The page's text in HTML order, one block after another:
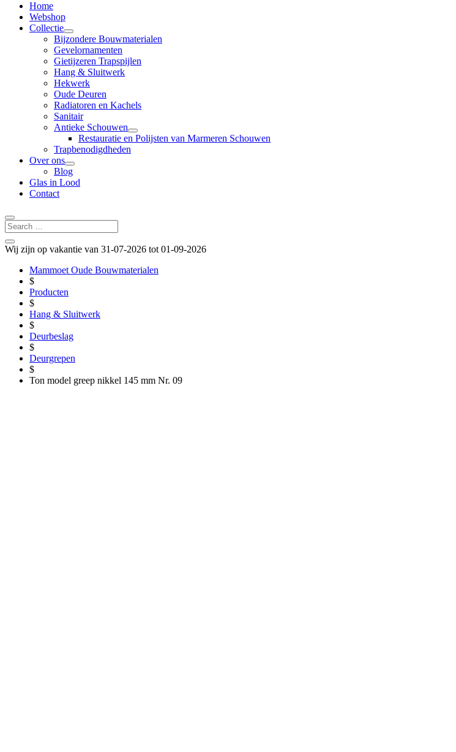
Home
Webshop
Collectie
Bijzondere Bouwmaterialen
Gevelornamenten
Gietijzeren Trapspijlen
Hang & Sluitwerk
Hekwerk
Oude Deuren
Radiatoren en Kachels
Sanitair
Antieke Schouwen
Restauratie en Polijsten van Marmeren Schouwen
Trapbenodigdheden
Over ons
Blog
Glas in Lood
Contact
Wij zijn op vakantie van 31-07-2026 tot 01-09-2026
Mammoet Oude Bouwmaterialen
$
Producten
$
Hang & Sluitwerk
$
Deurbeslag
$
Deurgrepen
$
Ton model greep nikkel 145 mm Nr. 09